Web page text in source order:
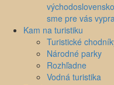
sme pre vás
Kam na turistiku
Turistické
Národné parky
Rozhľadne
Vodná turistika